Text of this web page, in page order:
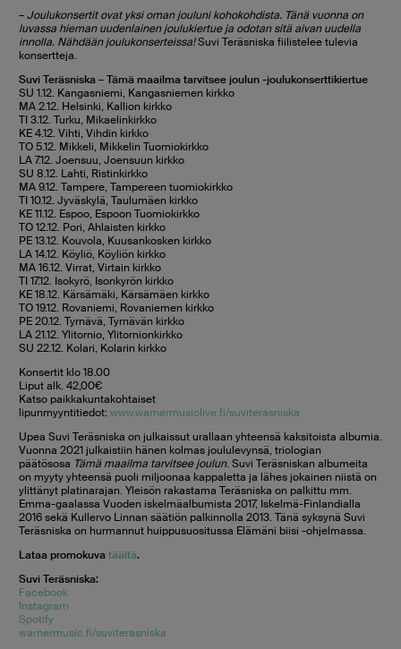
–Joulukonsertit ovat yksi oman jouluni kohokohdista. Tänä vuonna on
luvassa hieman uudenlainen joulukiertue ja odotan sitä aivan uudella
innolla. Nähdään joulukonserteissa!Suvi Teräsniska fiilistelee tulevia
konsertteja.
Suvi Teräsniska – Tämä maailma tarvitsee joulun -joulukonserttikiertue
SU 1.12. Kangasniemi, Kangasniemen kirkko
MA 2.12. Helsinki, Kallion kirkko
TI 3.12. Turku, Mikaelinkirkko
KE 4.12. Vihti, Vihdin kirkko
TO 5.12. Mikkeli, Mikkelin Tuomiokirkko
LA 7.12. Joensuu, Joensuun kirkko
SU 8.12. Lahti, Ristinkirkko
MA 9.12. Tampere, Tampereen tuomiokirkko
TI 10.12. Jyväskylä, Taulumäen kirkko
KE 11.12. Espoo, Espoon Tuomiokirkko
TO 12.12. Pori, Ahlaisten kirkko
PE 13.12. Kouvola, Kuusankosken kirkko
LA 14.12. Köyliö, Köyliön kirkko
MA 16.12. Virrat, Virtain kirkko
TI 17.12. Isokyrö, Isonkyrön kirkko
KE 18.12. Kärsämäki, Kärsämäen kirkko
TO 19.12. Rovaniemi, Rovaniemen kirkko
PE 20.12. Tyrnävä, Tyrnävän kirkko
LA 21.12. Ylitornio, Ylitornionkirkko
SU 22.12. Kolari, Kolarin kirkko
Konsertit klo 18.00
Liput alk. 42,00€
Katso paikkakuntakohtaiset
lipunmyyntitiedot: www.warnermusiclive.fi/suviterasniska
Upea Suvi Teräsniska on julkaissut urallaan yhteensä kaksitoista albumia.
Vuonna 2021 julkaistiin hänen kolmas joululevynsä, triologian
päätösosa Tämä maailma tarvitsee joulun. Suvi Teräsniskan albumeita
on myyty yhteensä puoli miljoonaa kappaletta ja lähes jokainen niistä on
ylittänyt platinarajan. Yleisön rakastama Teräsniska on palkittu mm.
Emma-gaalassa Vuoden iskelmäalbumista 2017, Iskelmä-Finlandialla
2016 sekä Kullervo Linnan säätiön palkinnolla 2013. Tänä syksynä Suvi
Teräsniska on hurmannut huippusuositussa Elämäni biisi -ohjelmassa.
Lataa promokuvatäältä.
Suvi Teräsniska:
Facebook
Instagram
Spotify
warnermusic.fi/suviterasniska